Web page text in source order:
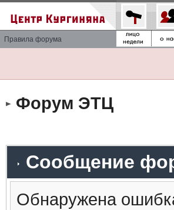
Правила форума
Форум ЭТЦ
Сообщение
Обнаружена